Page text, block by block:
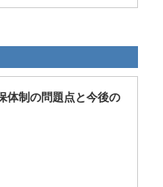
体制の問題点と今後の